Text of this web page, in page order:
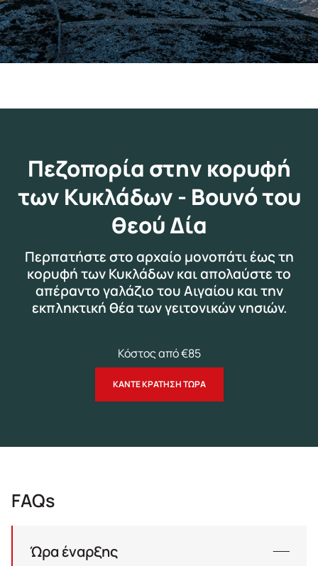
Πεζοπορία στην κορυφή
των Κυκλάδων - Βουνό του
θεού Δία
Περπατήστε στο αρχαίο μονοπάτι έως τη
κορυφή των Κυκλάδων και απολαύστε το
απέραντο γαλάζιο του Αιγαίου και την
εκπληκτική θέα των γειτονικών νησιών.
Κόστος από €85
ΚΑΝΤΕ ΚΡΑΤΗΣΗ ΤΩΡΑ
FAQs
Ώρα έναρξης